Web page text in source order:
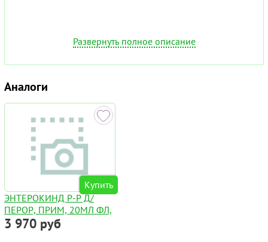
Развернуть полное описание
Аналоги
Купить
ЭНТЕРОКИНД Р-Р Д/
ПЕРОР, ПРИМ, 20МЛ ФЛ,
3 970 руб